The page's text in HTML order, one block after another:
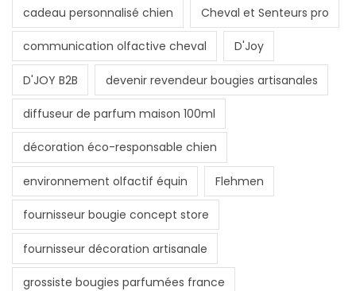
cadeau personnalisé chien Cheval et Senteurs pro
communication olfactive cheval D'Joy
D'JOY B2B devenir revendeur bougies artisanales
diffuseur de parfum maison 100ml
décoration éco-responsable chien
environnement olfactif équin Flehmen
fournisseur bougie concept store
fournisseur décoration artisanale
grossiste bougies parfumées france